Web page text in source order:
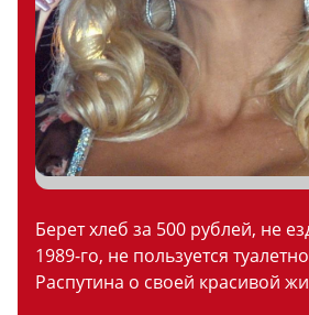
Берет хлеб за 500 рублей, не
1989-го, не пользуется
Распутина о своей красивой